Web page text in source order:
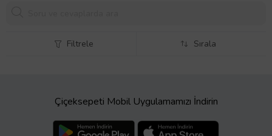
Filtrele Sırala
Çiçeksepeti Mobil Uygulamamızı İndirin